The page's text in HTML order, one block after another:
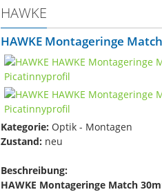
HAWKE
HAWKE Montageringe
Kategorie: Optik - Montagen
Zustand: neu
Beschreibung:
HAWKE Montageringe Match